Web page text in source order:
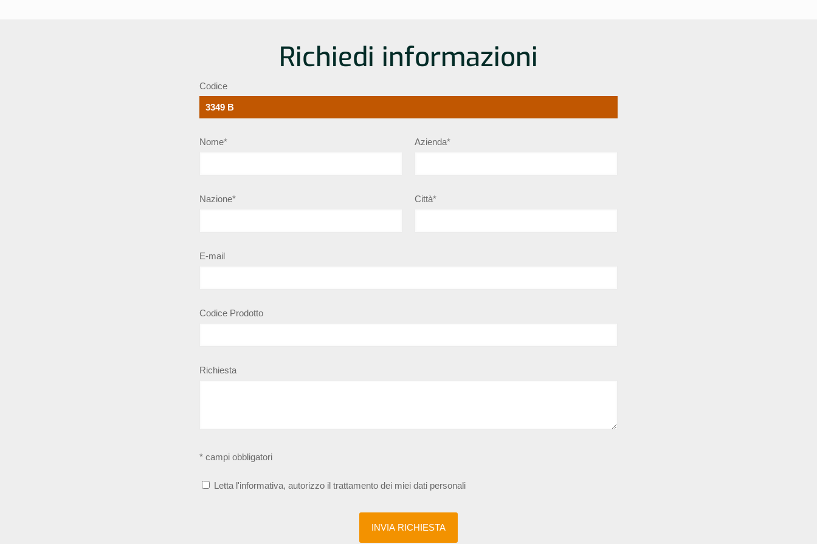
Richiedi informazioni
Codice
Nome* Azienda*
Nazione* Città*
E-mail
Codice Prodotto
Richiesta
* campi obbligatori
Letta l'informativa, autorizzo il trattamento dei miei dati personali